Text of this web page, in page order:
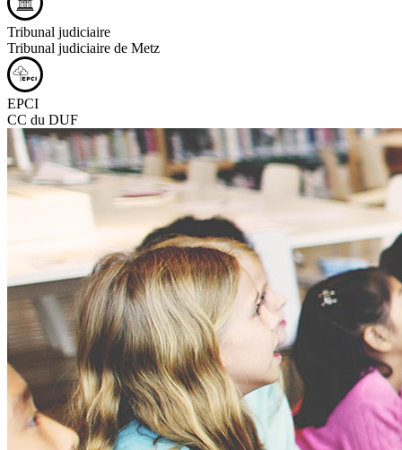
Tribunal judiciaire
Tribunal judiciaire de Metz
EPCI
CC du DUF